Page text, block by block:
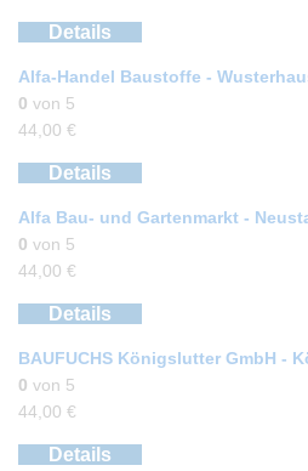
Details
Alfa-Handel Baustoffe -
0 von 5
44,00 €
Details
Alfa Bau- und Gartenmarkt -
0 von 5
44,00 €
Details
BAUFUCHS Königslutter GmbH -
0 von 5
44,00 €
Details